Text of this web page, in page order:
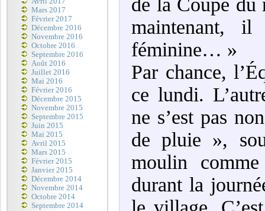
Mars 2017
Février 2017
Décembre 2016
Novembre 2016
Octobre 2016
Septembre 2016
Août 2016
Juillet 2016
Mai 2016
Février 2016
Décembre 2015
Novembre 2015
Septembre 2015
Juin 2015
Mai 2015
Avril 2015
Mars 2015
Février 2015
Janvier 2015
Décembre 2014
Novembre 2014
Octobre 2014
Septembre 2014
de la Coupe du
maintenant,
féminine… »
Par chance,
ce lundi.
ne s’est pas
de pluie »,
moulin
durant la